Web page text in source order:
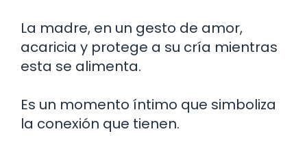
La madre, en un gesto de amor,
acaricia y protege a su cría mientras
esta se alimenta.
Es un momento íntimo que simboliza
la conexión que tienen.